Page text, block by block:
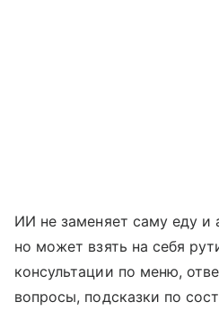
ИИ не заменяет саму еду и
но может взять на себя
консультации по меню,
вопросы, подсказки по